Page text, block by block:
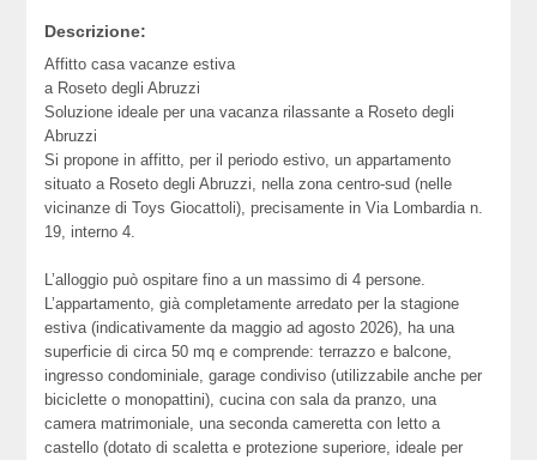
Descrizione:
Affitto casa vacanze estiva
a Roseto degli Abruzzi
Soluzione ideale per una vacanza rilassante a Roseto degli
Abruzzi
Si propone in affitto, per il periodo estivo, un appartamento
situato a Roseto degli Abruzzi, nella zona centro-sud (nelle
vicinanze di Toys Giocattoli), precisamente in Via Lombardia n.
19, interno 4.
L’alloggio può ospitare fino a un massimo di 4 persone.
L’appartamento, già completamente arredato per la stagione
estiva (indicativamente da maggio ad agosto 2026), ha una
superficie di circa 50 mq e comprende: terrazzo e balcone,
ingresso condominiale, garage condiviso (utilizzabile anche per
biciclette o monopattini), cucina con sala da pranzo, una
camera matrimoniale, una seconda cameretta con letto a
castello (dotato di scaletta e protezione superiore, ideale per